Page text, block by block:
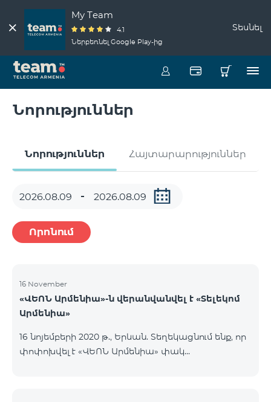
My Team
4.1
Ներբեռնել Google Play-ից
Տեսնել
Նորություններ
Նորություններ Հայտարարություններ
Որոնում
16 November
«ՎԵՈՆ Արմենիա»-ն վերանվանվել է «Տելեկոմ
Արմենիա»
16 նոյեմբերի 2020 թ., Երևան. Տեղեկացնում ենք, որ
փոփոխվել է «ՎԵՈՆ Արմենիա» փակ